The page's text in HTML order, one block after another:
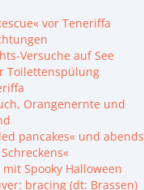
vor Teneriffa
Versuche auf See
Toilettenspülung
Orangenernte und
pancakes« und abends
Spooky Halloween
bracing (dt: Brassen)